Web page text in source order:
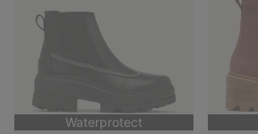
Waterprotect